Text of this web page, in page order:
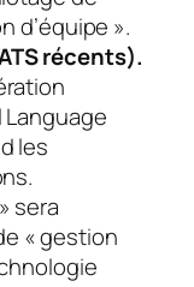
d’équipe ».
récents).
les
sera
« gestion